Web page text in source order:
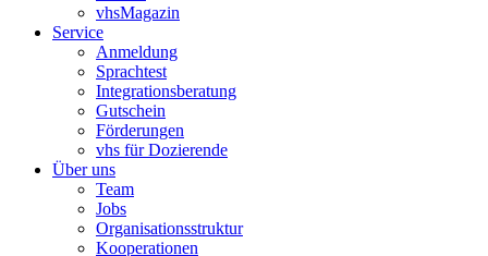
vhsMagazin
Service
Anmeldung
Sprachtest
Integrationsberatung
Gutschein
Förderungen
vhs für Dozierende
Über uns
Team
Jobs
Organisationsstruktur
Kooperationen